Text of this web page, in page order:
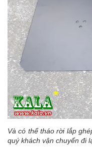
Và có thể tháo rời lắp
quý khách vận chuyển đi